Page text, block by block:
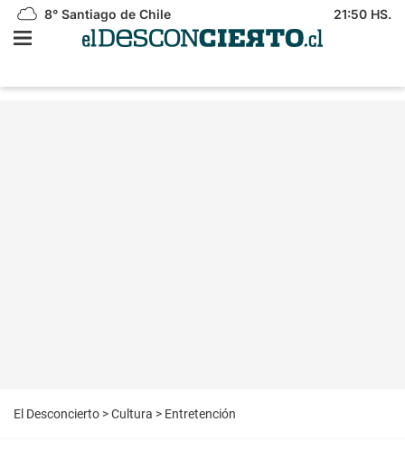
8° Santiago de Chile 21:50 HS.
El Desconcierto >Cultura > Entretención